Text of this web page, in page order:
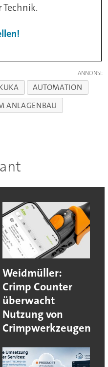
AUTOMATION
ANLAGENBAU
Weidmüller:
Crimp Counter
überwacht
Nutzung von
Crimpwerkzeugen